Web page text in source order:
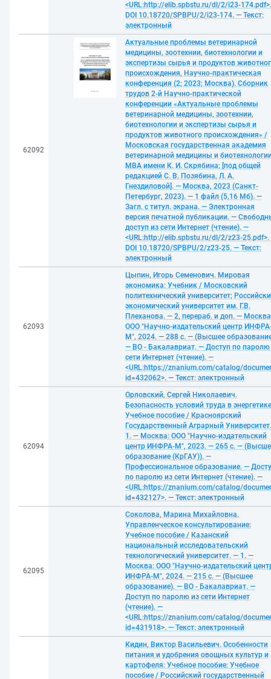
<URL:http://elib.spbstu.ru/dl/2/i23-
DOI 10.18720/SPBPU/2/i23-174. — Текст:
электронный
62092
Актуальные проблемы ветеринарной
медицины, зоотехнии, биотехнологии и
экспертизы сырья и продуктов
происхождения, Научно-практическая
конференция (2; 2023; Москва). Сборник
трудов 2-й Научно-практической
конференции «Актуальные проблемы
ветеринарной медицины, зоотехнии,
биотехнологии и экспертизы сырья и
продуктов животного происхождения» /
Московская государственная академия
ветеринарной медицины и
МВА имени К. И. Скрябина; [под общей
редакцией С. В. Позябина, Л. А.
Гнездиловой]. — Москва, 2023 (Санкт-
Петербург, 2023). — 1 файл (5,16 Мб). —
Загл. с титул. экрана. — Электронная
версия печатной публикации. —
доступ из сети Интернет (чтение). —
<URL:http://elib.spbstu.ru/dl/2/z23-
DOI 10.18720/SPBPU/2/z23-25. — Текст:
электронный
62093
Цыпин, Игорь Семенович. Мировая
экономика: Учебник / Московский
политехнический университет;
экономический университет им. Г.В.
Плеханова. — 2, перераб. и доп. —
ООО "Научно-издательский центр
М", 2024. — 288 с. — (Высшее
— ВО - Бакалавриат. — Доступ по паролю
сети Интернет (чтение). —
<URL:https://znanium.com/catalog/
id=432062>. — Текст: электронный
62094
Орловский, Сергей Николаевич.
Безопасность условий труда в
Учебное пособие / Красноярский
Государственный Аграрный
1. — Москва: ООО "Научно-издательский
центр ИНФРА-М", 2023. — 265 с. —
образование (КрГАУ)). —
Профессиональное образование. —
по паролю из сети Интернет (чтение). —
<URL:https://znanium.com/catalog/
id=432127>. — Текст: электронный
62095
Соколова, Марина Михайловна.
Управленческое консультирование:
Учебное пособие / Казанский
национальный исследовательский
технологический университет. — 1. —
Москва: ООО "Научно-издательский
ИНФРА-М", 2024. — 215 с. — (Высшее
образование). — ВО - Бакалавриат. —
Доступ по паролю из сети Интернет
(чтение). —
<URL:https://znanium.com/catalog/
id=431918>. — Текст: электронный
Кидин, Виктор Васильевич. Особенности
питания и удобрения овощных культур и
картофеля: Учебное пособие: Учебное
пособие / Российский государственный